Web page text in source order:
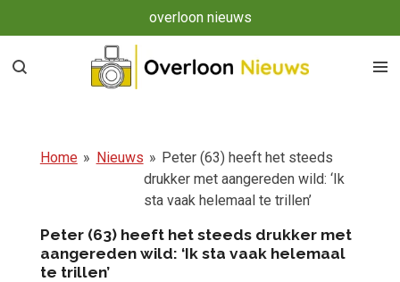
direct
naar
overloon nieuws
Home » Nieuws » Peter (63) heeft het steeds
drukker met aangereden wild: ‘Ik
sta vaak helemaal te trillen’
Peter (63) heeft het steeds drukker met
aangereden wild: ‘Ik sta vaak helemaal
te trillen’